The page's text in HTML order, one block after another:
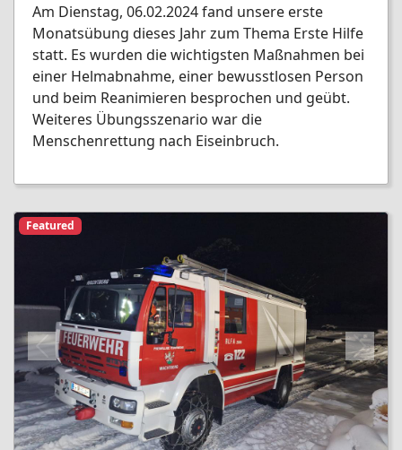
Am Dienstag, 06.02.2024 fand unsere erste
Monatsübung dieses Jahr zum Thema Erste Hilfe
statt. Es wurden die wichtigsten Maßnahmen bei
einer Helmabnahme, einer bewusstlosen Person
und beim Reanimieren besprochen und geübt.
Weiteres Übungsszenario war die
Menschenrettung nach Eiseinbruch.
Previous Next
Featured